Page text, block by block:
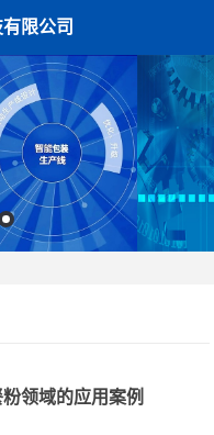
限公司
领域的应用案例